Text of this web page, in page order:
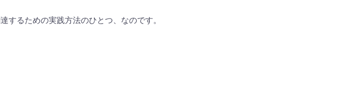
するための実践方法のひとつ、なのです。